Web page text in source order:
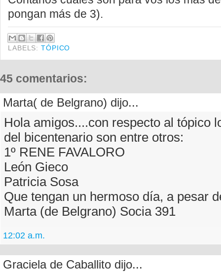
pongan más de 3).
LABELS:TÓPICO
45 comentarios:
Marta( de Belgrano) dijo...
Hola amigos....con respecto al tópico
del bicentenario son entre otros:
1º RENE FAVALORO
León Gieco
Patricia Sosa
Que tengan un hermoso día, a pesar
Marta (de Belgrano) Socia 391
12:02 a.m.
Graciela de Caballito dijo...